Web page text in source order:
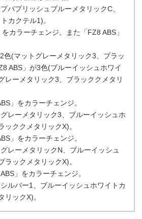
パプリッシュブルーメタリックC、
カクテル1)。
カラーチェンジ。また「FZ8 ABS」
色(マットグレーメタリック3、ブラッ
ABS」が3色(ブルーイッシュホワイ
レーメタリック3、ブラッククメタリ
」をカラーチェンジ。
レーメタリック3、ブルーイッシュホ
ッククメタリックX)。
」をカラーチェンジ。
レーメタリックN、ブルーイッシュ
ラックメタリックX)。
」をカラーチェンジ。
ルバー1、ブルーイッシュホワイトカ
リックX)。